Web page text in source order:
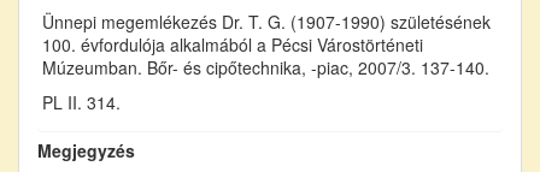
Ünnepi megemlékezés Dr. T. G. (1907-1990) születésének
100. évfordulója alkalmából a Pécsi Várostörténeti
Múzeumban. Bőr- és cipőtechnika, -piac, 2007/3. 137-140.
PL II. 314.
Megjegyzés